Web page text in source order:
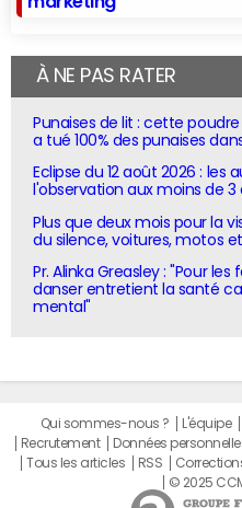
À NE PAS RATER
Punaises de lit : cette
a tué 100% des punaises
Eclipse du 12 août 2026 : les
l'observation aux moins de
Plus que deux mois pour la
du silence, voitures, motos
Pr. Alinka Greasley : "Pour
danser entretient la santé
mental"
Qui sommes-nous ? L'équipe
Recrutement
Données
Tous les articles
RSS
© 2025